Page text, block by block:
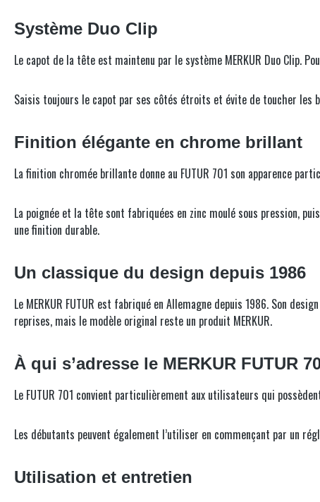
Système Duo Clip
Le capot de la tête est maintenu par le système MERKUR Duo Clip.
Saisis toujours le capot par ses côtés étroits et évite de toucher les
Finition élégante en chrome brillant
La finition chromée brillante donne au FUTUR 701 son apparence
La poignée et la tête sont fabriquées en zinc moulé sous pression,
une finition durable.
Un classique du design depuis 1986
Le MERKUR FUTUR est fabriqué en Allemagne depuis 1986. Son
reprises, mais le modèle original reste un produit MERKUR.
À qui s’adresse le MERKUR FUTUR
Le FUTUR 701 convient particulièrement aux utilisateurs qui
Les débutants peuvent également l’utiliser en commençant par un
Utilisation et entretien